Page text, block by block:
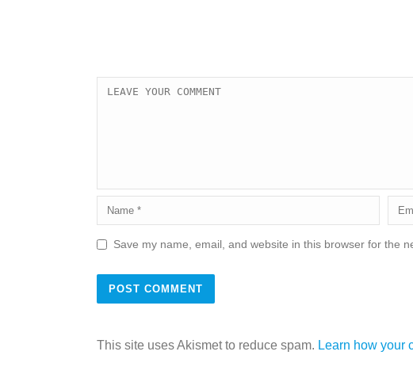
Save my name, email, and website in this browser for the
This site uses Akismet to reduce spam. Learn how your